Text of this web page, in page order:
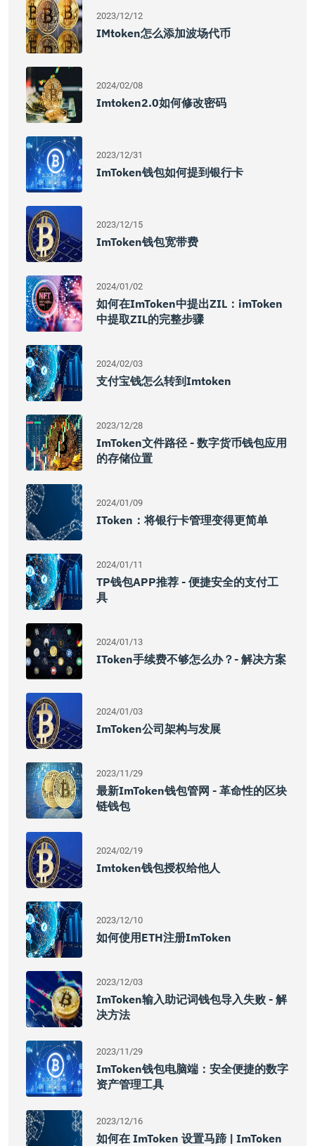
2023/12/12
IMtoken怎么添加波场代币
2024/02/08
Imtoken2.0如何修改密码
2023/12/31
ImToken钱包如何提到银行卡
2023/12/15
ImToken钱包宽带费
2024/01/02
如何在imToken中提出ZIL：imToken
中提取ZIL的完整步骤
2024/02/03
支付宝钱怎么转到imtoken
2023/12/28
ImToken文件路径 - 数字货币钱包应用
的存储位置
2024/01/09
IToken：将银行卡管理变得更简单
2024/01/11
TP钱包APP推荐 - 便捷安全的支付工
具
2024/01/13
IToken手续费不够怎么办？- 解决方案
2024/01/03
ImToken公司架构与发展
2023/11/29
最新imToken钱包管网 - 革命性的区块
链钱包
2024/02/19
Imtoken钱包授权给他人
2023/12/10
如何使用ETH注册imToken
2023/12/03
ImToken输入助记词钱包导入失败 - 解
决方法
2023/11/29
ImToken钱包电脑端：安全便捷的数字
资产管理工具
2023/12/16
如何在 ImToken 设置马蹄 | ImToken